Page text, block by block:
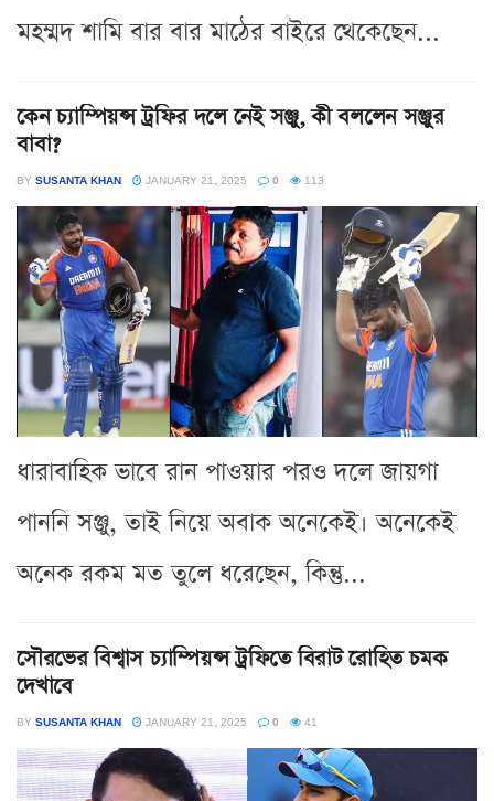
মহম্মদ শামি বার বার মাঠের বাইরে থেকেছেন...
কেন চ্যাম্পিয়ন্স ট্রফির দলে নেই সঞ্জু, কী বললেন সঞ্জুর
বাবা?
BY SUSANTA KHAN JANUARY 21, 2025 0 113
ধারাবাহিক ভাবে রান পাওয়ার পরও দলে জায়গা
পাননি সঞ্জু, তাই নিয়ে অবাক অনেকেই। অনেকেই
অনেক রকম মত তুলে ধরেছেন, কিন্তু...
সৌরভের বিশ্বাস চ্যাম্পিয়ন্স ট্রফিতে বিরাট রোহিত চমক
দেখাবে
BY SUSANTA KHAN JANUARY 21, 2025 0 41